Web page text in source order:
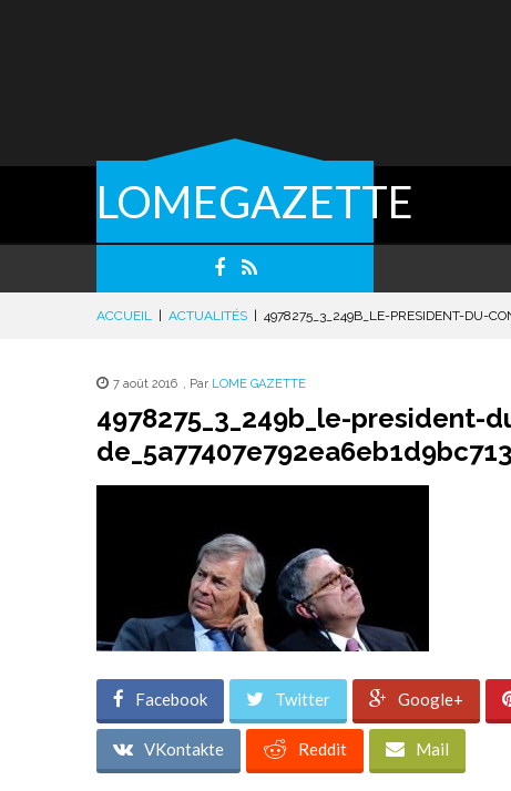
LOMEGAZETTE
ACCUEIL ACTUALITÉS 4978275_3_249B_LE-PRESIDENT-DU-
7 août 2016 , Par LOME GAZETTE
4978275_3_249b_le-president-
Facebook Twitter Google+
VKontakte Reddit Mail